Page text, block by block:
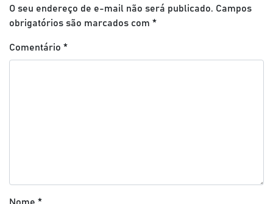
O seu endereço de e-mail não será publicado. Campos
obrigatórios são marcados com *
Comentário *